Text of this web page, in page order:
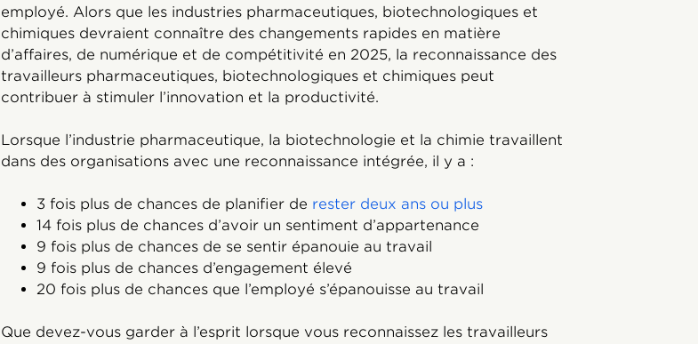
employé. Alors que les industries pharmaceutiques, biotechnologiques et
chimiques devraient connaître des changements rapides en matière
d’affaires, de numérique et de compétitivité en 2025, la reconnaissance des
travailleurs pharmaceutiques, biotechnologiques et chimiques peut
contribuer à stimuler l’innovation et la productivité.
Lorsque l’industrie pharmaceutique, la biotechnologie et la chimie travaillent
dans des organisations avec une reconnaissance intégrée, il y a :
3 fois plus de chances de planifier de rester deux ans ou plus
14 fois plus de chances d’avoir un sentiment d’appartenance
9 fois plus de chances de se sentir épanouie au travail
9 fois plus de chances d’engagement élevé
20 fois plus de chances que l’employé s’épanouisse au travail
Que devez-vous garder à l’esprit lorsque vous reconnaissez les travailleurs